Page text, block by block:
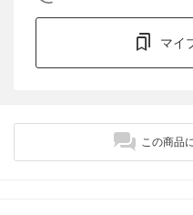
マイ
この商品